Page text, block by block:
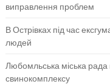
виправлення проблем
В Острівках під час
людей
Любомльська міська
свинокомплексу